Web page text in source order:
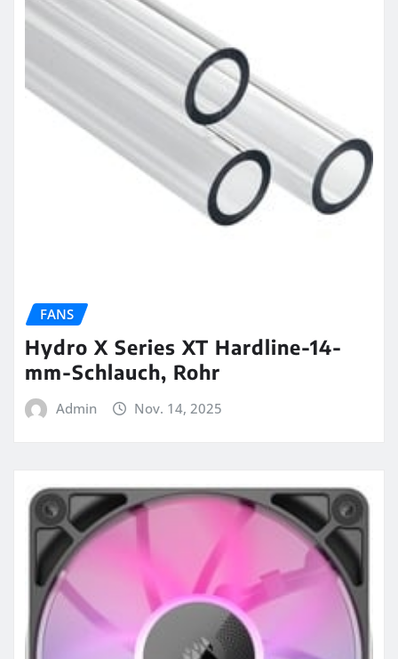
FANS
Hydro X Series XT Hardline-14-
mm-Schlauch, Rohr
Admin Nov. 14, 2025